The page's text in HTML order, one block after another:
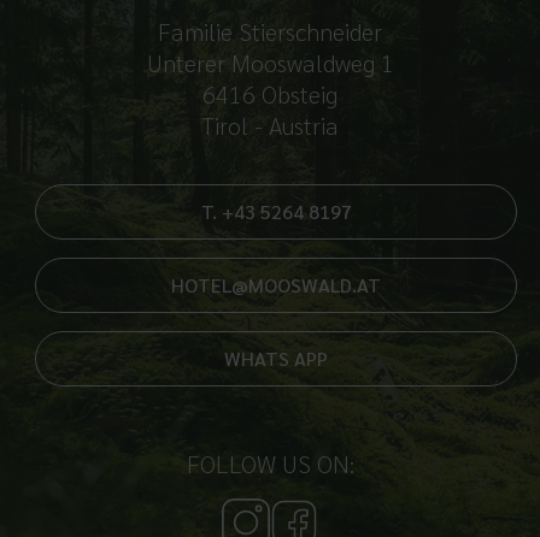
Familie Stierschneider
Unterer Mooswaldweg 1
6416 Obsteig
Tirol - Austria
T. +43 5264 8197
HOTEL@MOOSWALD.AT
WHATS APP
FOLLOW US ON: